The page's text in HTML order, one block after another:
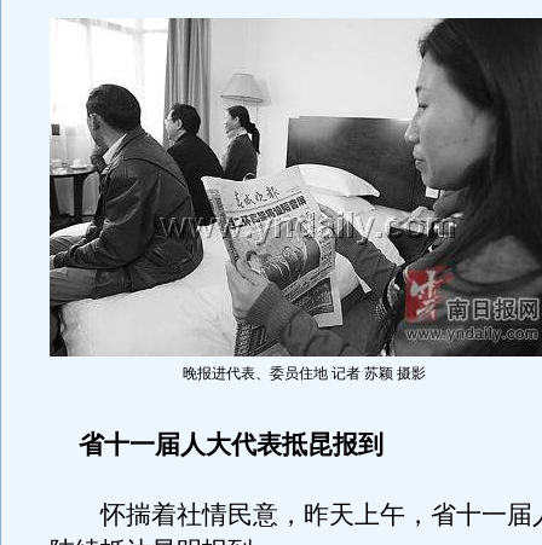
晚报进代表、委员住地 记者 苏颖 摄影
省十一届人大代表抵昆报到
怀揣着社情民意，昨天上午，省十一届